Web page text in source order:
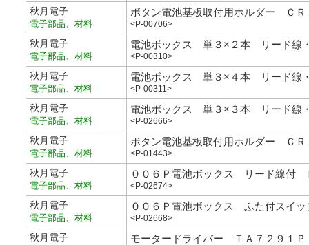
秋月電子
電子部品、材料
ボタン電池基板取付用ホルダー ＣＲ
<P-00706>
秋月電子
電子部品、材料
電池ボックス 単３×２本 リード線
<P-00310>
秋月電子
電子部品、材料
電池ボックス 単３×４本 リード線
<P-00311>
秋月電子
電子部品、材料
電池ボックス 単３×３本 リード線
<P-02666>
秋月電子
電子部品、材料
ボタン電池基板取付用ホルダー ＣＲ
<P-01443>
秋月電子
電子部品、材料
００６Ｐ電池ボックス リード線付
<P-02674>
秋月電子
電子部品、材料
００６Ｐ電池ボックス ふた付スイ
<P-02668>
秋月電子 モータードライバー ＴＡ７２９１